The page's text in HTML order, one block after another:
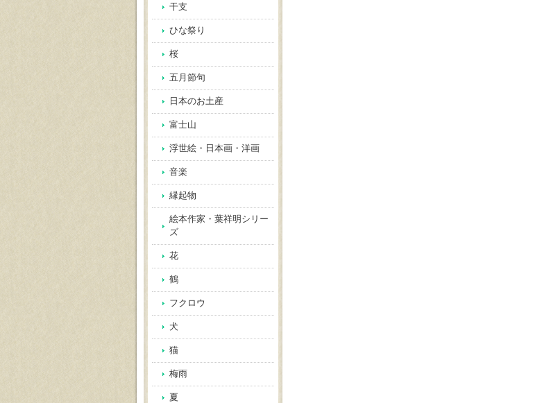
干支
ひな祭り
桜
五月節句
日本のお土産
富士山
浮世絵・日本画・洋画
音楽
縁起物
絵本作家・葉祥明シリー
ズ
花
鶴
フクロウ
犬
猫
梅雨
夏